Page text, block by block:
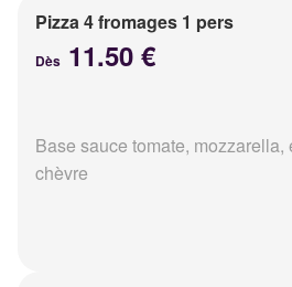
Pizza 4 fromages 1 pers
Dès 11.50 €
Base sauce tomate, mozzarella,
chèvre